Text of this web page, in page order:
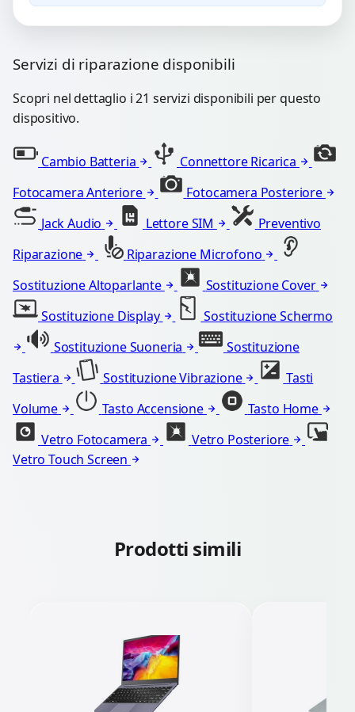
Servizi di riparazione disponibili
Scopri nel dettaglio i 21 servizi disponibili per questo
dispositivo.
Cambio Batteria
Connettore Ricarica
Fotocamera Anteriore
Fotocamera Posteriore
Jack Audio
Lettore SIM
Preventivo
Riparazione
Riparazione Microfono
Sostituzione Altoparlante
Sostituzione Cover
Sostituzione Display
Sostituzione Schermo
Sostituzione Suoneria
Sostituzione
Tastiera
Sostituzione Vibrazione
Tasti
Volume
Tasto Accensione
Tasto Home
Vetro Fotocamera
Vetro Posteriore
Vetro Touch Screen
Prodotti simili